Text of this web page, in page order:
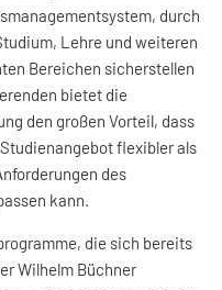
durch
Lehre und weiteren
Bereichen sicherstellen
bietet die
den großen Vorteil, dass
flexibler als
des
kann.
die sich bereits
Wilhelm Büchner